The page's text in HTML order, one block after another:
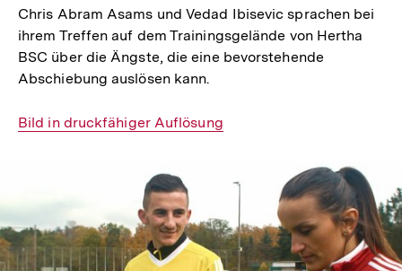
Chris Abram Asams und Vedad Ibisevic sprachen bei
ihrem Treffen auf dem Trainingsgelände von Hertha
BSC über die Ängste, die eine bevorstehende
Abschiebung auslösen kann.
Interner
Bild in druckfähiger Auflösung